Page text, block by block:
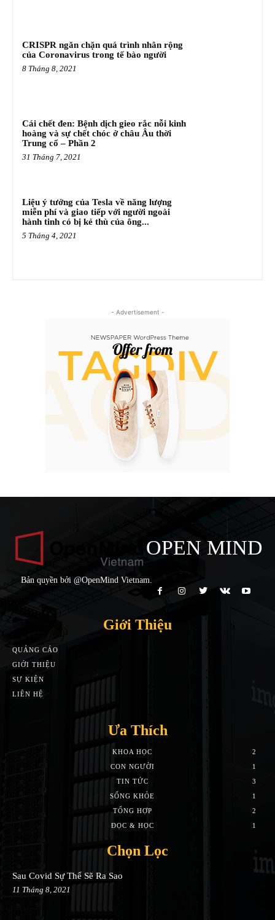
CRISPR ngăn chặn quá trình nhân rộng
của Coronavirus trong tế bào người
8 Tháng 8, 2021
Cái chết đen: Bệnh dịch gieo rắc nỗi kinh
hoàng và sự chết chóc ở châu Âu thời
Trung cổ – Phần 2
31 Tháng 7, 2021
Liệu ý tưởng của Tesla về năng lượng
miễn phí và giao tiếp với người ngoài
hành tinh có bị kẻ thù của ông...
5 Tháng 4, 2021
- Advertisement -
OPEN MIND
Bản quyền bởi @OpenMind Vietnam.
Giới Thiệu
QUẢNG CÁO
GIỚI THIỆU
SỰ KIỆN
LIÊN HỆ
Ưa Thích
KHOA HỌC
2
CON NGƯỜI
1
TIN TỨC
3
SỐNG KHỎE
1
TỔNG HỢP
2
ĐỌC & HỌC
1
Chọn Lọc
Sau Covid Sự Thể Sẽ Ra Sao
11 Tháng 8, 2021